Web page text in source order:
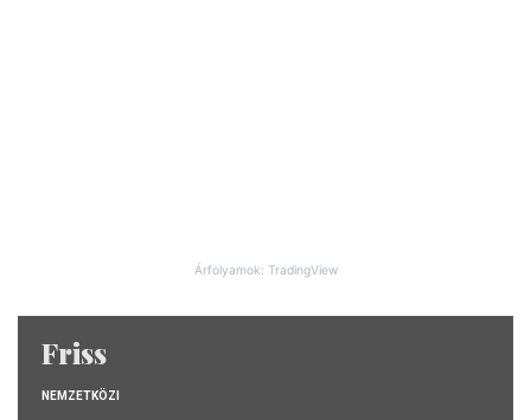
Árfolyamok: TradingView
Friss
NEMZETKÖZI